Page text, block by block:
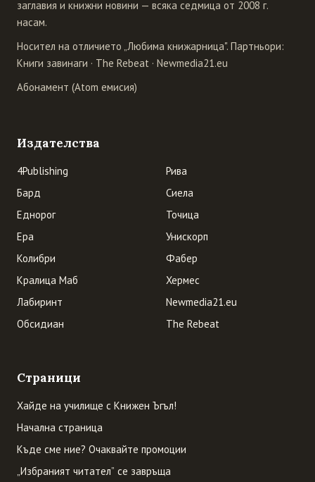
заглавия и книжни новини — всяка седмица от 2008 г.
насам.
Носител на отличието „Любима книжарница". Партньори:
Книги завинаги · The Rebeat · Newmedia21.eu
Абонамент (Atom емисия)
Издателства
4Publishing
Бард
Еднорог
Ера
Колибри
Кралица Маб
Лабиринт
Обсидиан
Рива
Сиела
Точица
Унискорп
Фабер
Хермес
Newmedia21.eu
The Rebeat
Страници
Хайде на училище с Книжен Ъгъл!
Начална страница
Къде сме ние? Очаквайте промоции
„Избраният читател” се завръща